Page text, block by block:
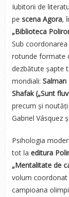
Iubitorii de
pe scena Agora,
„Biblioteca
Sub
rotunde formate
dezbătute șapte
mondiali: Salman
Shafak („Sunt
precum și
Gabriel Vásquez
Psihologia
tot la editura
„Mentalitate de
volum coordonat
campioana